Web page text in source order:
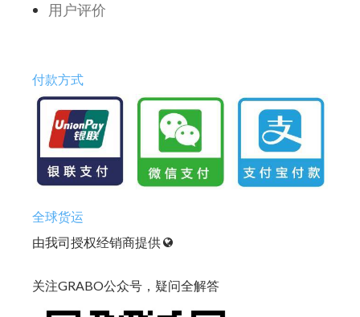
用户评价
付款方式
全球货运
由我司授权经销商提供
关注GRABO公众号，疑问全解答